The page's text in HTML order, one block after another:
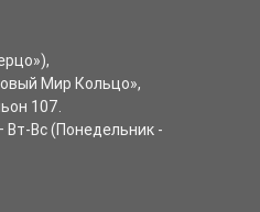
Мир Кольцо»,
107.
Вт-Вс(Понедельник -